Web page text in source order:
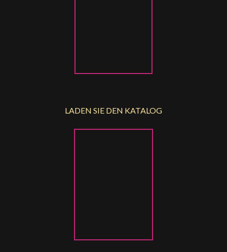
LADEN SIE DEN KATALOG